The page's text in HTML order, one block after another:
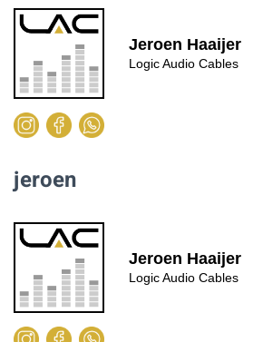
Jeroen Haaijer
Logic Audio Cables
jeroen
Jeroen Haaijer
Logic Audio Cables